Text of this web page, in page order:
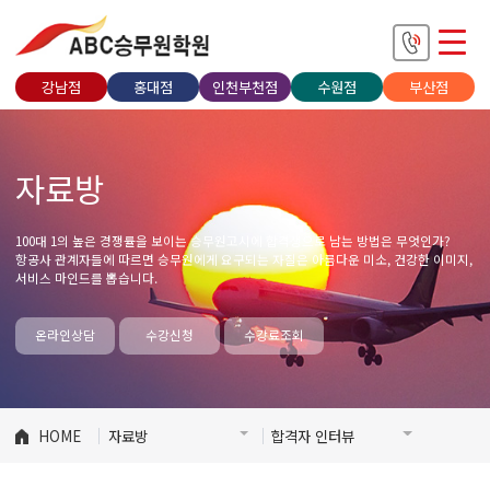
강남점 홍대점 인천부천점 수원점 부산점
자료방
100대 1의 높은 경쟁률을 보이는 승무원고시에 합격생으로 남는 방법은 무엇인가?
항공사 관계자들에 따르면 승무원에게 요구되는 자질은 아름다운 미소, 건강한 이미지,
서비스 마인드를 뽑습니다.
온라인상담 수강신청 수강료조회
HOME 자료방 합격자 인터뷰